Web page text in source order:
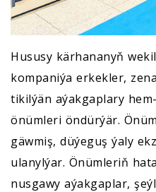
Hususy kärhananyň
kompaniýa erkekler,
tikilýän aýakgaplary
önümleri öndürýär.
gäwmiş, düýeguş ýaly
ulanylýar. Önümleriň
nusgawy aýakgaplar,